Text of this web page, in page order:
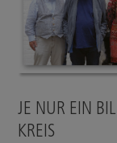
JE NUR EIN
KREIS